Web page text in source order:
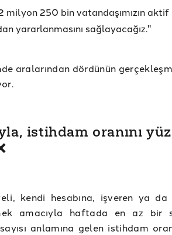
milyon 250 bin vatandaşımızın aktif
yararlanmasını sağlayacağız."
aralarından dördünün
istihdam oranını
kendi hesabına, işveren ya
amacıyla haftada en az bir
anlamına gelen istihdam